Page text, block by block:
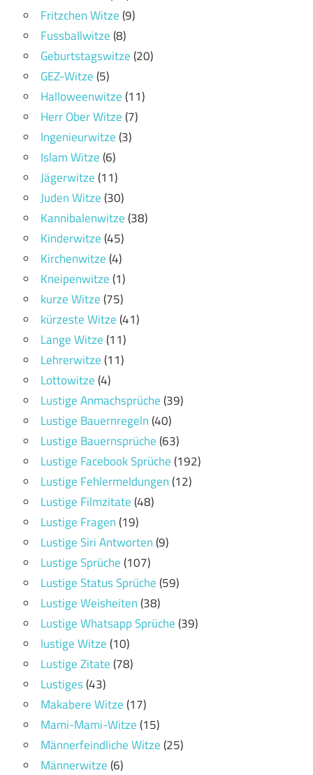
Fritzchen Witze(9)
Fussballwitze(8)
Geburtstagswitze(20)
GEZ-Witze(5)
Halloweenwitze(11)
Herr Ober Witze(7)
Ingenieurwitze(3)
Islam Witze(6)
Jägerwitze(11)
Juden Witze(30)
Kannibalenwitze(38)
Kinderwitze(45)
Kirchenwitze(4)
Kneipenwitze(1)
kurze Witze(75)
kürzeste Witze(41)
Lange Witze(11)
Lehrerwitze(11)
Lottowitze(4)
Lustige Anmachsprüche(39)
Lustige Bauernregeln(40)
Lustige Bauernsprüche(63)
Lustige Facebook Sprüche(192)
Lustige Fehlermeldungen(12)
Lustige Filmzitate(48)
Lustige Fragen(19)
Lustige Siri Antworten(9)
Lustige Sprüche(107)
Lustige Status Sprüche(59)
Lustige Weisheiten(38)
Lustige Whatsapp Sprüche(39)
lustige Witze(10)
Lustige Zitate(78)
Lustiges(43)
Makabere Witze(17)
Mami-Mami-Witze(15)
Männerfeindliche Witze(25)
Männerwitze(6)